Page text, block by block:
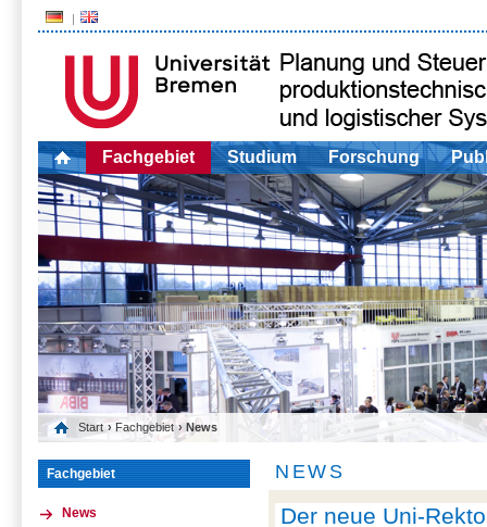
Fachgebiet Studium Forschung
Start › Fachgebiet › News
Fachgebiet
News
NEWS
Der neue Uni-